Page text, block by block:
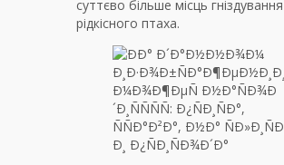
суттєво більше місць
рідкісного птаха.